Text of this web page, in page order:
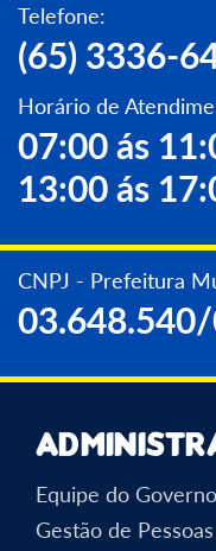
Telefone:
(65) 3336-
Horário de
07:00 ás
13:00 ás
CNPJ - Prefeitura
Equipe do Governo
Gestão de Pessoas